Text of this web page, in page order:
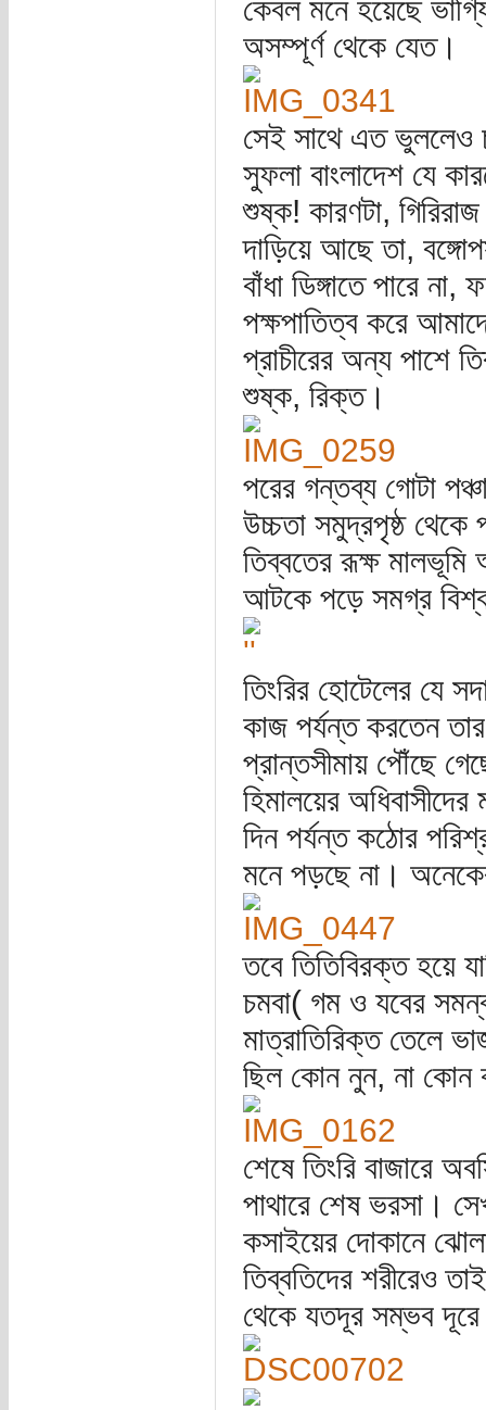
কেবল মনে হয়েছে
অসম্পূর্ণ থেকে যেত।
সেই সাথে এত ভুললেও
সুফলা বাংলাদেশ যে
শুষ্ক! কারণটা,
দাড়িয়ে আছে তা,
বাঁধা ডিঙ্গাতে পারে
পক্ষপাতিত্ব করে
প্রাচীরের অন্য পাশে
শুষ্ক, রিক্ত।
পরের গন্তব্য গোটা
উচ্চতা সমুদ্রপৃষ্ঠ থেকে
তিব্বতের রূক্ষ
আটকে পড়ে সমগ্র বিশ্ব
তিংরির হোটেলের যে
কাজ পর্যন্ত করতেন
প্রান্তসীমায় পৌঁছে
হিমালয়ের
দিন পর্যন্ত কঠোর
মনে পড়ছে না।
তবে তিতিবিরক্ত হয়ে
চমবা( গম ও যবের
মাত্রাতিরিক্ত তেলে
ছিল কোন নুন, না কোন
শেষে তিংরি বাজারে
পাথারে শেষ ভরসা।
কসাইয়ের দোকানে
তিব্বতিদের শরীরেও
থেকে যতদূর সম্ভব দূরে